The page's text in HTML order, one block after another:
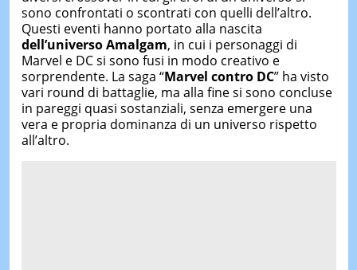
sono confrontati o scontrati con quelli dell’altro.
Questi eventi hanno portato alla nascita
dell’universo Amalgam, in cui i personaggi di
Marvel e DC si sono fusi in modo creativo e
sorprendente. La saga “Marvel contro DC” ha visto
vari round di battaglie, ma alla fine si sono concluse
in pareggi quasi sostanziali, senza emergere una
vera e propria dominanza di un universo rispetto
all’altro.